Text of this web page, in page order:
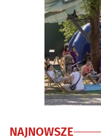
NAJNOWSZE